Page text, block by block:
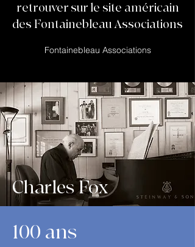
retrouver sur le site américain
des Fontainebleau Associations
Fontainebleau Associations
Charles Fox
100 ans